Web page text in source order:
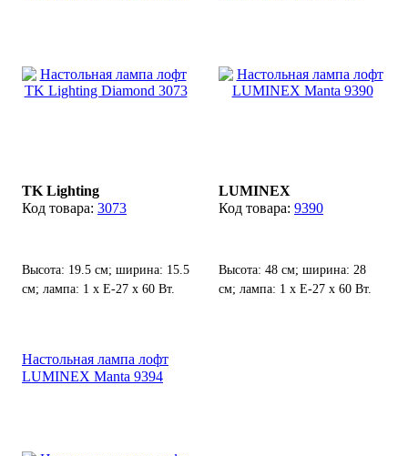
TK Lighting
3073
Высота: 19.5 см; ширина: 15.5
см; лампа: 1 х Е-27 х 60 Вт.
LUMINEX
9390
Высота: 48 см; ширина: 28
см; лампа: 1 х Е-27 х 60 Вт.
Настольная лампа лофт
LUMINEX Manta 9394